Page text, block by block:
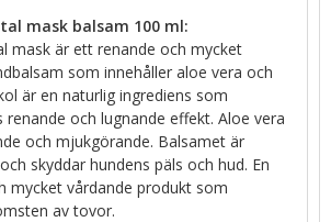
mask balsam 100 ml:
mask är ett renande och mycket
som innehåller aloe vera och
är en naturlig ingrediens som
renande och lugnande effekt. Aloe vera
och mjukgörande. Balsamet är
skyddar hundens päls och hud. En
mycket vårdande produkt som
av tovor.